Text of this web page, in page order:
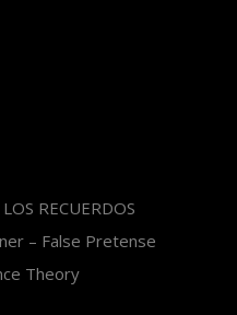
RECUERDOS
– False Pretense
Theory